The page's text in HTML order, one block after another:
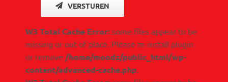
VERSTUREN
W3 Total Cache Error: some files appear to be
missing or out of place. Please re-install plugin
or remove /home/moodz/public_html/wp-
content/advanced-cache.php